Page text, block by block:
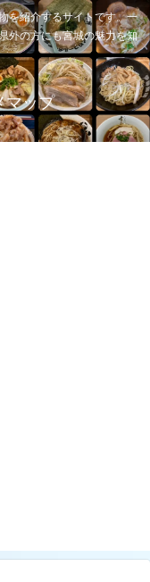
を紹介するサイトです。一
外の方にも宮城の魅力を知
マップ